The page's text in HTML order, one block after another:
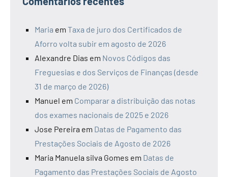
Maria em Taxa de juro dos Certificados de
Aforro volta subir em agosto de 2026
Alexandre Dias em Novos Códigos das
Freguesias e dos Serviços de Finanças (desde
31 de março de 2026)
Manuel em Comparar a distribuição das notas
dos exames nacionais de 2025 e 2026
Jose Pereira em Datas de Pagamento das
Prestações Sociais de Agosto de 2026
Maria Manuela silva Gomes em Datas de
Pagamento das Prestações Sociais de Agosto